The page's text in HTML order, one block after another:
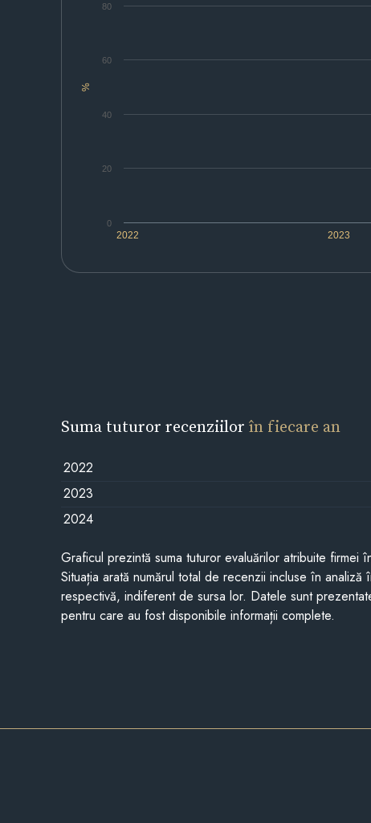
%
2022 2023
0
20
40
60
80
Suma tuturor recenziilorîn fiecare an
2022
2023
2024
Graficul prezintă suma tuturor evaluărilor atribuite firmei
Situația arată numărul total de recenzii incluse în analiză
respectivă, indiferent de sursa lor. Datele sunt
pentru care au fost disponibile informații complete.